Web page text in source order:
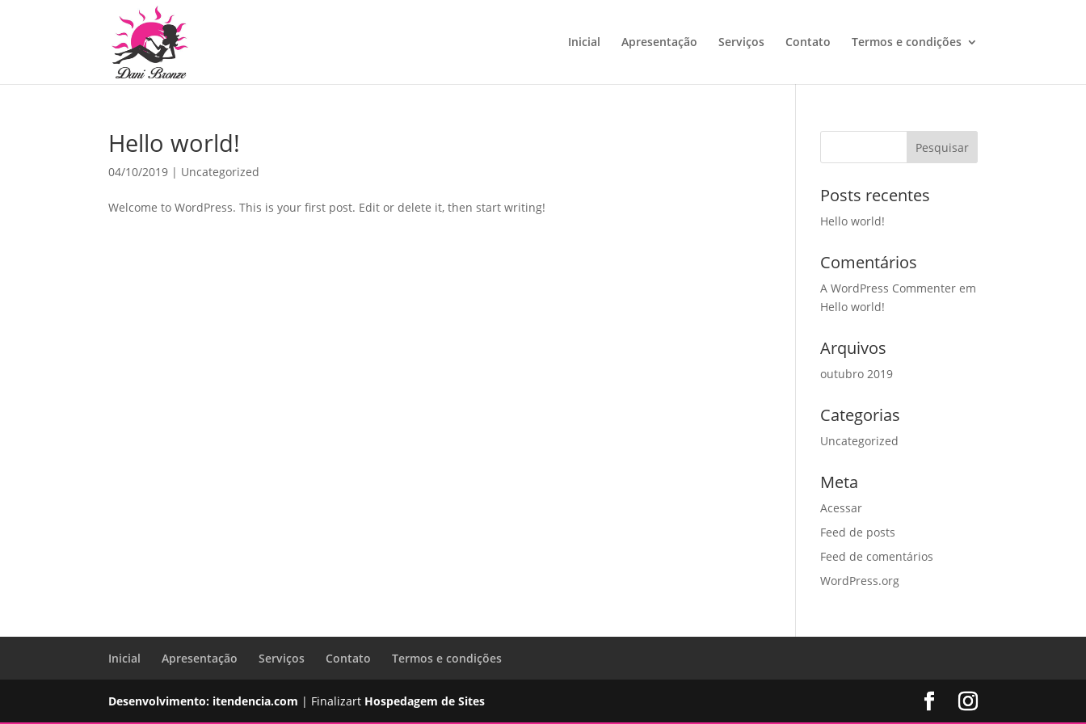
Inicial Apresentação Serviços Contato Termos e condições
Hello world!
04/10/2019 | Uncategorized
Welcome to WordPress. This is your first post. Edit or delete it, then start writing!
Posts recentes
Hello world!
Comentários
A WordPress Commenter em
Hello world!
Arquivos
outubro 2019
Categorias
Uncategorized
Meta
Acessar
Feed de posts
Feed de comentários
WordPress.org
Inicial Apresentação Serviços Contato Termos e condições
Desenvolvimento: itendencia.com | Finalizart Hospedagem de Sites